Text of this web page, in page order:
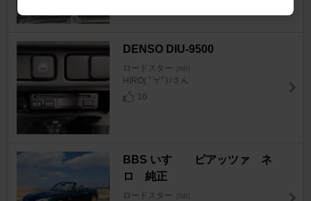
DENSO DIU-9500
ロードスター [NB]
HIRO( ﾟ∀ﾟ)ﾉさん
16
BBS いすゞ ピアッツァ ネ
ロ 純正
ロードスター [NB]